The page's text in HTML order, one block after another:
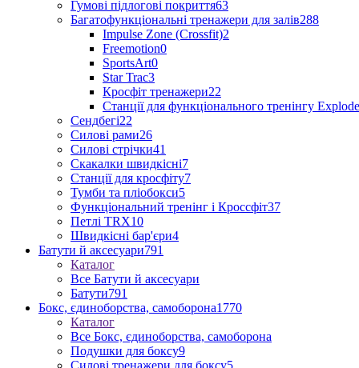
Гумові підлогові покриття63
Багатофункціональні тренажери для залів288
Impulse Zone (Crossfit)2
Freemotion0
SportsArt0
Star Trac3
Кросфіт тренажери22
Станції для функціонального тренінгу Explode
Сендбегі22
Силові рами26
Силові стрічки41
Скакалки швидкісні7
Станції для кросфіту7
Тумби та пліобокси5
Функціональний тренінг і Кроссфіт37
Петлі TRX10
Швидкісні бар'єри4
Батути й аксесуари791
Каталог
Все Батути й аксесуари
Батути791
Бокс, єдиноборства, самоборона1770
Каталог
Все Бокс, єдиноборства, самоборона
Подушки для боксу9
Силові тренажери для боксу5